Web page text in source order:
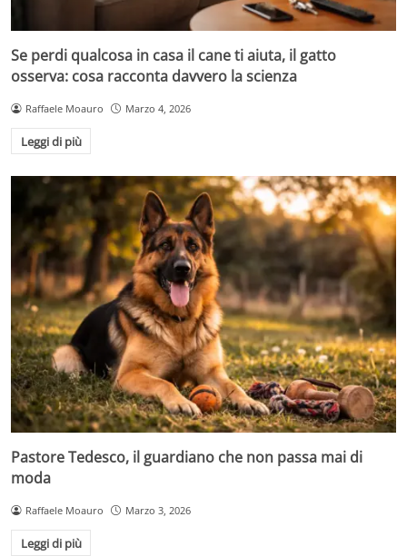
Se perdi qualcosa in casa il cane ti aiuta, il gatto
osserva: cosa racconta davvero la scienza
Raffaele Moauro Marzo 4, 2026
Leggi di più
Pastore Tedesco, il guardiano che non passa mai di
moda
Raffaele Moauro Marzo 3, 2026
Leggi di più